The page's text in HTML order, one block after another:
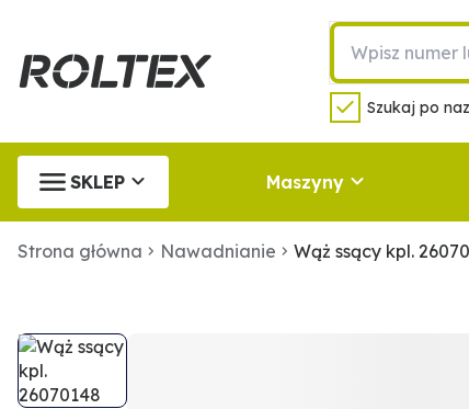
Szukaj po
SKLEP Maszyny
Strona główna Nawadnianie Wąż ssący kpl.